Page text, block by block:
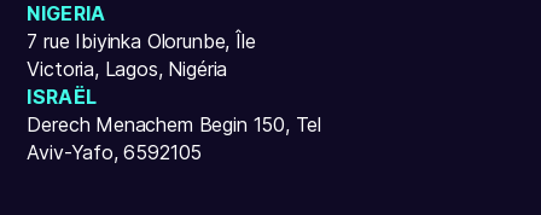
NIGERIA
7 rue Ibiyinka Olorunbe, Île
Victoria, Lagos, Nigéria
ISRAËL
Derech Menachem Begin 150, Tel
Aviv-Yafo, 6592105